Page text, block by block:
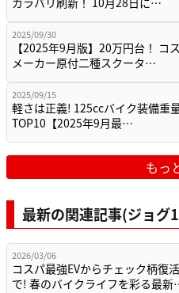
2025/09/30
【2025年9月版】20万円台！ コ
メーカー原付二種スクータ…
2025/09/15
軽さは正義! 125ccバイク装備重
TOP10【2025年9月最…
もっ
最新の関連記事(ジョグ
2026/03/06
コスパ最強EVからチェック柄復
で! 春のバイクライフを彩る最